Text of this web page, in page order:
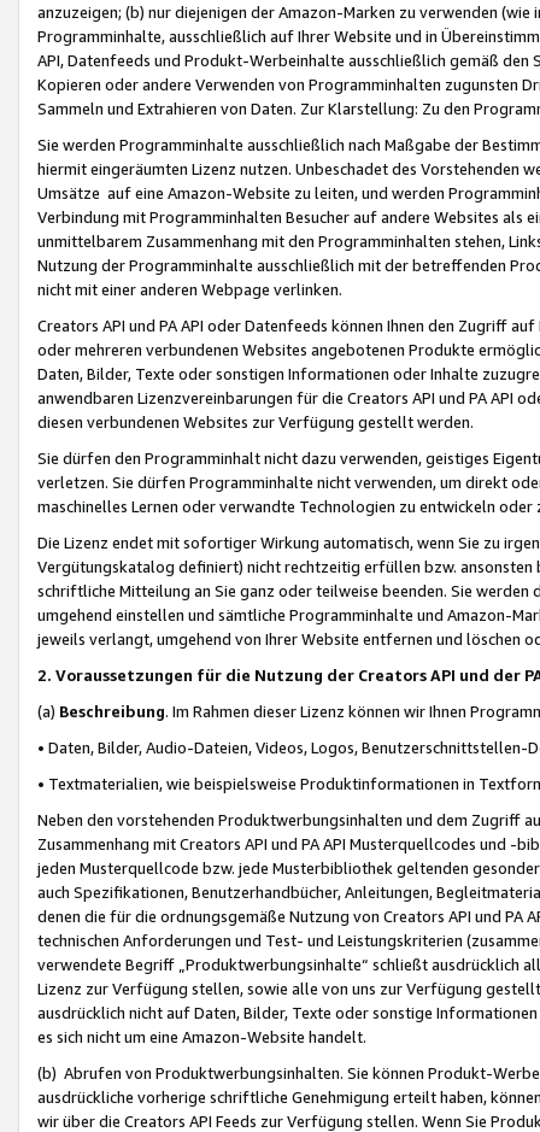
anzuzeigen; (b) nur diejenigen der Amazon-Marken zu verwenden
Programminhalte, ausschließlich auf Ihrer Website und in
API, Datenfeeds und Produkt-Werbeinhalte ausschließlich gemäß
Kopieren oder andere Verwenden von Programminhalten zugunsten
Sammeln und Extrahieren von Daten. Zur Klarstellung: Zu den
Sie werden Programminhalte ausschließlich nach Maßgabe der
hiermit eingeräumten Lizenz nutzen. Unbeschadet des Vorstehenden
Umsätze auf eine Amazon-Website zu leiten, und werden
Verbindung mit Programminhalten Besucher auf andere Websites als
unmittelbarem Zusammenhang mit den Programminhalten stehen,
Nutzung der Programminhalte ausschließlich mit der betreffenden
nicht mit einer anderen Webpage verlinken.
Creators API und PA API oder Datenfeeds können Ihnen den Zugriff
oder mehreren verbundenen Websites angebotenen Produkte
Daten, Bilder, Texte oder sonstigen Informationen oder Inhalte
anwendbaren Lizenzvereinbarungen für die Creators API und PA API
diesen verbundenen Websites zur Verfügung gestellt werden.
Sie dürfen den Programminhalt nicht dazu verwenden, geistiges
verletzen. Sie dürfen Programminhalte nicht verwenden, um direkt
maschinelles Lernen oder verwandte Technologien zu entwickeln
Die Lizenz endet mit sofortiger Wirkung automatisch, wenn Sie zu
Vergütungskatalog definiert) nicht rechtzeitig erfüllen bzw. ansonsten
schriftliche Mitteilung an Sie ganz oder teilweise beenden. Sie werden
umgehend einstellen und sämtliche Programminhalte und Amazon-
jeweils verlangt, umgehend von Ihrer Website entfernen und löschen
2. Voraussetzungen für die Nutzung der Creators API und der
(a) Beschreibung. Im Rahmen dieser Lizenz können wir Ihnen
• Daten, Bilder, Audio-Dateien, Videos, Logos, Benutzerschnittstellen-
• Textmaterialien, wie beispielsweise Produktinformationen in
Neben den vorstehenden Produktwerbungsinhalten und dem Zugriff
Zusammenhang mit Creators API und PA API Musterquellcodes und
jeden Musterquellcode bzw. jede Musterbibliothek geltenden
auch Spezifikationen, Benutzerhandbücher, Anleitungen,
denen die für die ordnungsgemäße Nutzung von Creators API und PA
technischen Anforderungen und Test- und Leistungskriterien
verwendete Begriff „Produktwerbungsinhalte“ schließt ausdrücklich
Lizenz zur Verfügung stellen, sowie alle von uns zur Verfügung
ausdrücklich nicht auf Daten, Bilder, Texte oder sonstige
es sich nicht um eine Amazon-Website handelt.
(b) Abrufen von Produktwerbungsinhalten. Sie können Produkt-
ausdrückliche vorherige schriftliche Genehmigung erteilt haben,
wir über die Creators API Feeds zur Verfügung stellen. Wenn Sie